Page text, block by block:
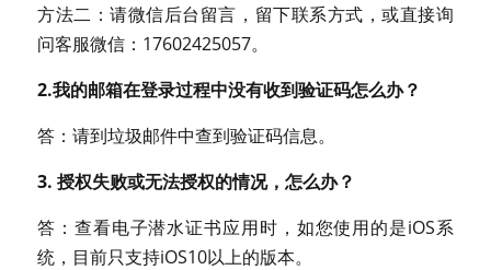
方法二：请微信后台留言，留下联系方式，或直接询
问客服微信：17602425057。
2.我的邮箱在登录过程中没有收到验证码怎么办？
答：请到垃圾邮件中查到验证码信息。
3. 授权失败或无法授权的情况，怎么办？
答：查看电子潜水证书应用时，如您使用的是iOS系
统，目前只支持iOS10以上的版本。